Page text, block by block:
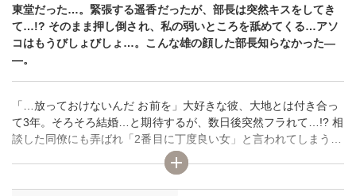
東堂だった…。緊張する遥香だったが、部長は突然キスをしてき
て…!? そのまま押し倒され、私の弱いところを舐めてくる…アソ
コはもうびしょびしょ…。こんな雄の顔した部長知らなかった―
―。
「…放っておけないんだ お前を」大好きな彼、大地とは付き合っ
て3年。そろそろ結婚…と期待するが、数日後突然フラれて…!? 相
談した同僚にも弄ばれ「2番目に丁度良い女」と言われてしまう。
散々な出来事に落ち込み、仕事でも失敗ばかり。ある日、仕事の
ミスの為、部長の自宅に行くことに。彼は鬼部長と呼ばれる東堂
だった…。緊張する遥香だったが、部長は突然キスをしてき